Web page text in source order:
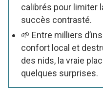
calibrés pour limiter
succès contrasté.
🌱 Entre milliers
confort local et
des nids, la vraie
quelques surprises.